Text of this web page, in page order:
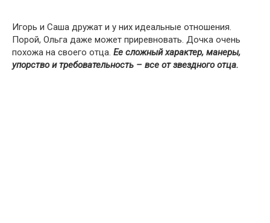
Игорь и Саша дружат и у них идеальные отношения.
Порой, Ольга даже может приревновать. Дочка очень
похожа на своего отца. Ее сложный характер, манеры,
упорство и требовательность – все от звездного отца.